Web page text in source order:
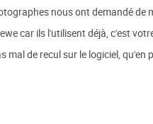
nous ont demandé de
car ils l'utilisent déjà, c'est
mal de recul sur le logiciel, qu'en